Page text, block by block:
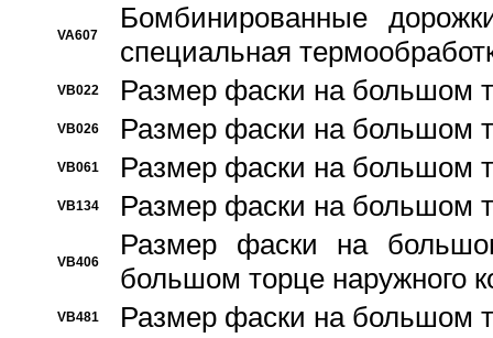
VA607
Бомбинированные
специальная
VB022 Размер фаски на большом
VB026 Размер фаски на большом
VB061 Размер фаски на большом
VB134 Размер фаски на большом
VB406
Размер фаски на
большом торце наружного
VB481 Размер фаски на большом